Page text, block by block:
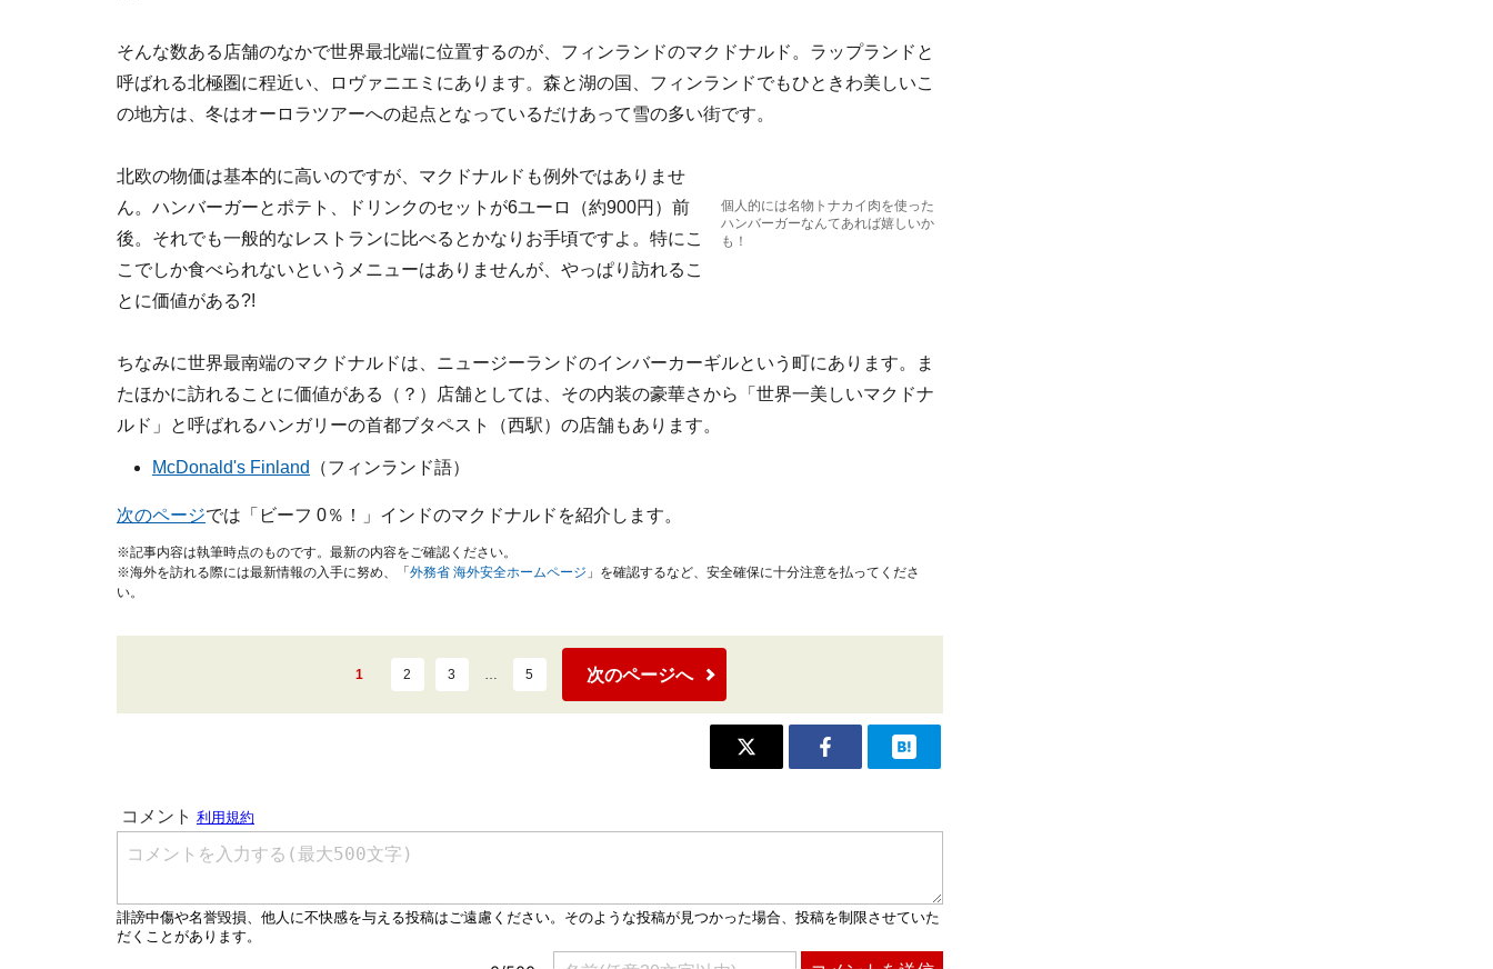
そんな数ある店舗のなかで世界最北端に位置するのが、フィンランドのマクドナルド。ラップランドと
呼ばれる北極圏に程近い、ロヴァニエミにあります。森と湖の国、フィンランドでもひときわ美しいこ
の地方は、冬はオーロラツアーへの起点となっているだけあって雪の多い街です。
個人的には名物トナカイ肉を使った
ハンバーガーなんてあれば嬉しいか
も！
北欧の物価は基本的に高いのですが、マクドナルドも例外ではありませ
ん。ハンバーガーとポテト、ドリンクのセットが6ユーロ（約900円）前
後。それでも一般的なレストランに比べるとかなりお手頃ですよ。特にこ
こでしか食べられないというメニューはありませんが、やっぱり訪れるこ
とに価値がある?!
ちなみに世界最南端のマクドナルドは、ニュージーランドのインバーカーギルという町にあります。ま
たほかに訪れることに価値がある（？）店舗としては、その内装の豪華さから「世界一美しいマクドナ
ルド」と呼ばれるハンガリーの首都ブタペスト（西駅）の店舗もあります。
McDonald's Finland （フィンランド語）
次のページでは「ビーフ 0％！」インドのマクドナルドを紹介します。
※記事内容は執筆時点のものです。最新の内容をご確認ください。
※海外を訪れる際には最新情報の入手に努め、「 外務省 海外安全ホームページ 」を確認するなど、安全確保に十分注意を払ってくださ
い。
1 2 3 … 5 次のページへ